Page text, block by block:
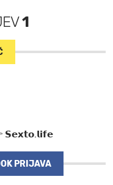
1
𝗦𝗲𝘅𝘁𝗼.𝗹𝗶𝗳𝗲
PRIJAVA